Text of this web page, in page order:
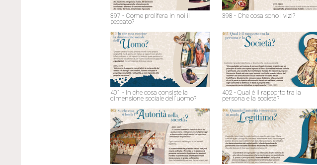
397 - Come prolifera in noi il
peccato?
398 - Che cosa sono i vizi?
401 - In che cosa consiste la
dimensione sociale dell'uomo?
402 - Qual è il rapporto tra la
persona e la società?